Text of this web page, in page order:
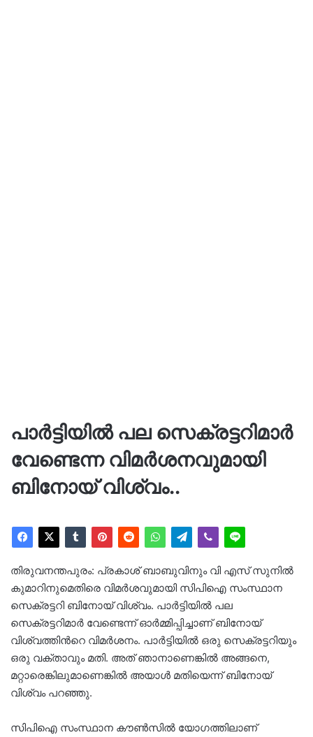
പാർട്ടിയിൽ പല സെക്രട്ടറിമാർ
വേണ്ടെന്ന വിമർശനവുമായി
ബിനോയ് വിശ്വം..
തിരുവനന്തപുരം: പ്രകാശ് ബാബുവിനും വി എസ് സുനിൽ
കുമാറിനുമെതിരെ വിമർശവുമായി സിപിഐ സംസ്ഥാന
സെക്രട്ടറി ബിനോയ് വിശ്വം. പാർട്ടിയിൽ പല
സെക്രട്ടറിമാര്‍ വേണ്ടെന്ന് ഓർമ്മിപ്പിച്ചാണ് ബിനോയ്
വിശ്വത്തിന്‍റെ വിമര്‍ശനം. പാർട്ടിയിൽ ഒരു സെക്രട്ടറിയും
ഒരു വക്താവും മതി. അത് ഞാനാണെങ്കിൽ അങ്ങനെ,
മറ്റാരെങ്കിലുമാണെങ്കിൽ അയാൾ മതിയെന്ന് ബിനോയ്
വിശ്വം പറഞ്ഞു.
സിപിഐ സംസ്ഥാന കൗൺസിൽ യോഗത്തിലാണ്